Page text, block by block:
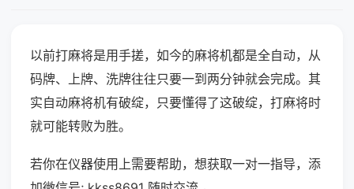
以前打麻将是用手搓，如今的麻将机都是全自动，从
码牌、上牌、洗牌往往只要一到两分钟就会完成。其
实自动麻将机有破绽，只要懂得了这破绽，打麻将时
就可能转败为胜。
若你在仪器使用上需要帮助，想获取一对一指导，添